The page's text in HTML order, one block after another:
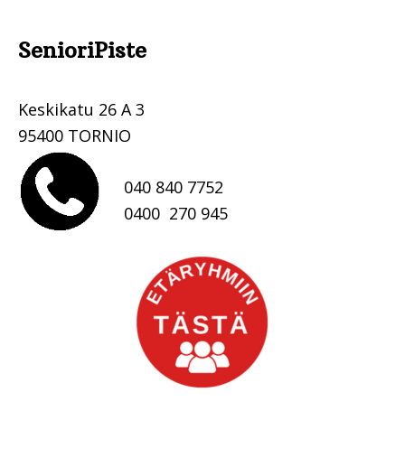
SenioriPiste
Keskikatu 26 A 3
95400 TORNIO
040 840 7752
0400 270 945